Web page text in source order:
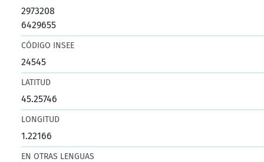
2973208
6429655
CÓDIGO INSEE
24545
LATITUD
45.25746
LONGITUD
1.22166
EN OTRAS LENGUAS